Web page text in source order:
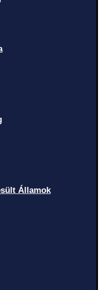
Államok